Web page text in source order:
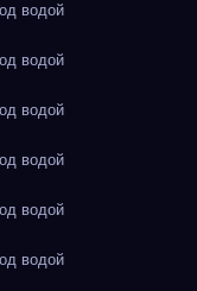
водой
водой
водой
водой
водой
водой